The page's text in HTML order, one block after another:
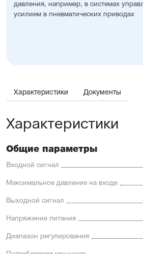
давления, например, в системах
усилием в пневматических приводах
Характеристики Документы
Характеристики
Общие параметры
Входной сигнал
Максимальное давление на входе
Выходной сигнал
Напряжение питания
Диапазон регулирования